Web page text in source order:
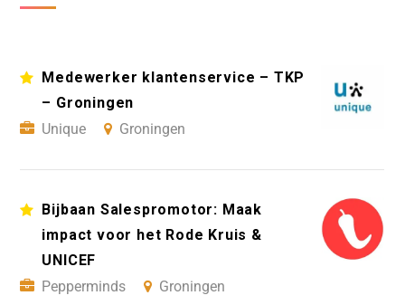
Medewerker klantenservice – TKP
– Groningen
Unique
Groningen
Bijbaan Salespromotor: Maak
impact voor het Rode Kruis &
UNICEF
Pepperminds
Groningen